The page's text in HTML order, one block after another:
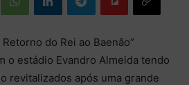
do Rei ao Baenão”
o estádio Evandro Almeida tendo
revitalizados após uma grande